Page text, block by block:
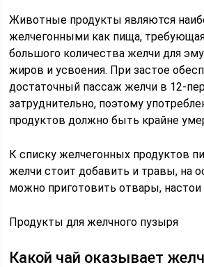
Животные продукты являются
желчегонными как пища,
большого количества желчи для
жиров и усвоения. При застое
достаточный пассаж желчи в 12-
затруднительно, поэтому
продуктов должно быть крайне
К списку желчегонных продуктов
желчи стоит добавить и травы, на
можно приготовить отвары, настои
Продукты для желчного пузыря
Какой чай оказывает